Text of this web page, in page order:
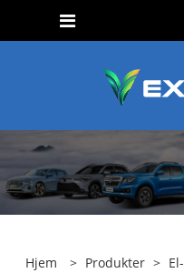
Hjem > Produkter >